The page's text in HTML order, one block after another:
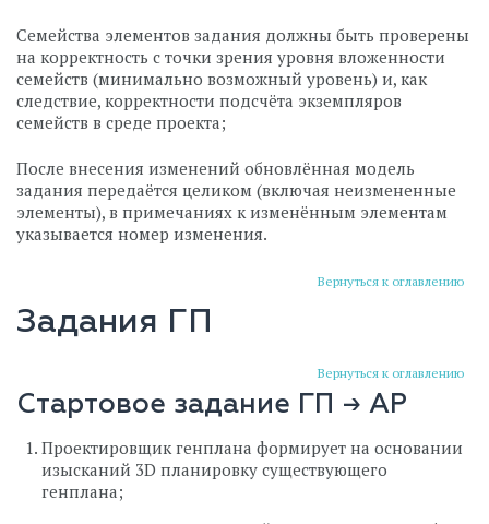
Семейства элементов задания должны быть проверены
на корректность с точки зрения уровня вложенности
семейств (минимально возможный уровень) и, как
следствие, корректности подсчёта экземпляров
семейств в среде проекта;
После внесения изменений обновлённая модель
задания передаётся целиком (включая неизмененные
элементы), в примечаниях к изменённым элементам
указывается номер изменения.
Вернуться к оглавлению
Задания ГП
Вернуться к оглавлению
Стартовое задание ГП → АР
Проектировщик генплана формирует на основании
изысканий 3D планировку существующего
генплана;